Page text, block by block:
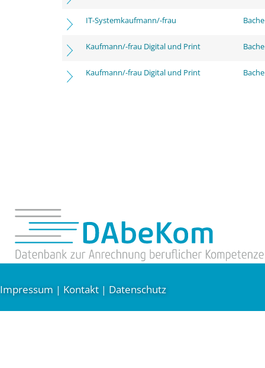
IT-Systemkaufmann/-frau
Kaufmann/-frau Digital und Print
Kaufmann/-frau Digital und Print
Impressum | Kontakt | Datenschutz